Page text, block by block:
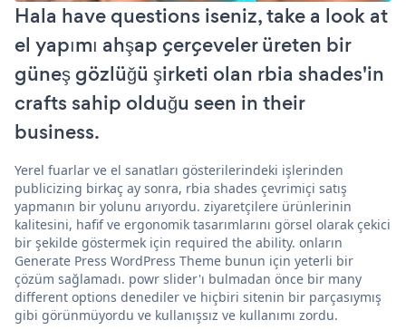
Hala have questions iseniz, take a look at
el yapımı ahşap çerçeveler üreten bir
güneş gözlüğü şirketi olan rbia shades'in
crafts sahip olduğu seen in their
business.
Yerel fuarlar ve el sanatları gösterilerindeki işlerinden
publicizing birkaç ay sonra, rbia shades çevrimiçi satış
yapmanın bir yolunu arıyordu. ziyaretçilere ürünlerinin
kalitesini, hafif ve ergonomik tasarımlarını görsel olarak çekici
bir şekilde göstermek için required the ability. onların
Generate Press WordPress Theme bunun için yeterli bir
çözüm sağlamadı. powr slider'ı bulmadan önce bir many
different options denediler ve hiçbiri sitenin bir parçasıymış
gibi görünmüyordu ve kullanışsız ve kullanımı zordu.